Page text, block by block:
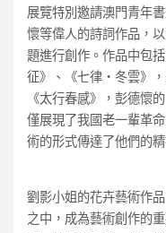
展覽特別邀請澳門青年
懷等偉人的詩詞作品，
題進行創作。作品中包
征》、《七律‧冬雲》
《太行春感》，彭德懷
僅展現了我國老一輩革
術的形式傳達了他們的精
劉影小姐的花卉藝術作
之中，成為藝術創作的